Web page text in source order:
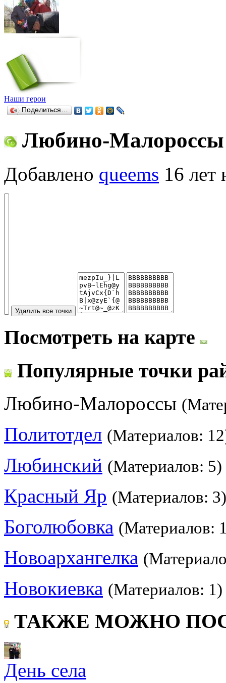
Наши герои
Поделиться…
Любино-Малороссы
Добавлено queems 16 лет
Посмотреть на карте
Популярные точки
Любино-Малороссы
Политотдел (Материалов:
Любинский (Материалов: 5)
Красный Яр (Материалов: 3)
Боголюбовка (Материалов:
Новоархангелка
Новокиевка (Материалов: 1)
ТАКЖЕ МОЖНО
День села